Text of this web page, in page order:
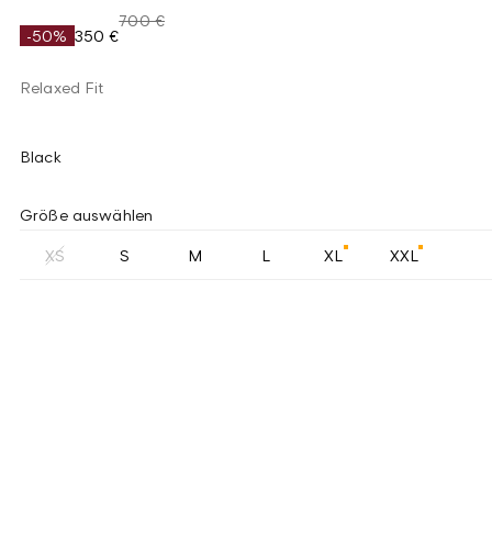
-50% 350 €
700 €
Relaxed Fit
Black
Größe auswählen
XS S M L XL XXL